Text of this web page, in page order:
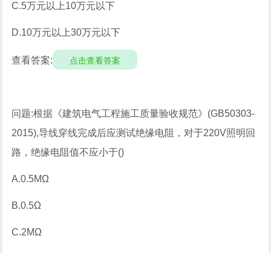
C.5万元以上10万元以下
D.10万元以上30万元以下
查看答案: 点击查看答案
问题:根据《建筑电气工程施工质量验收规范》(GB50303-
2015),导线穿线完成后应测试绝缘电阻，对于220V照明回
路，绝缘电阻值不应小于()
A.0.5MΩ
B.0.5Ω
C.2MΩ